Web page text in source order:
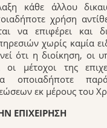
κάθε άλλου
χρήση
να επιφέρει και
χωρίς καμία
ότι η διοίκηση, οι
οι μέτοχοι της
οποιαδήποτε
εκ μέρους του
ΕΠΙΧΕΙΡΗΣΗ